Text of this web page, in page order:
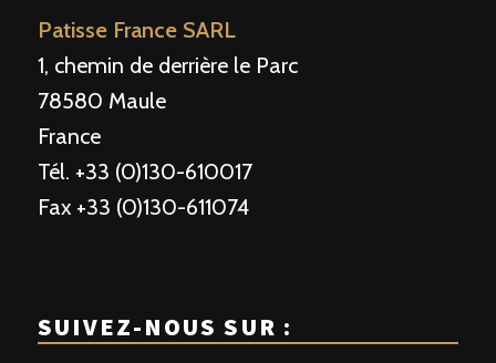
Patisse France SARL
1, chemin de derrière le Parc
78580 Maule
France
Tél. +33 (0)130-610017
Fax +33 (0)130-611074
SUIVEZ-NOUS SUR :